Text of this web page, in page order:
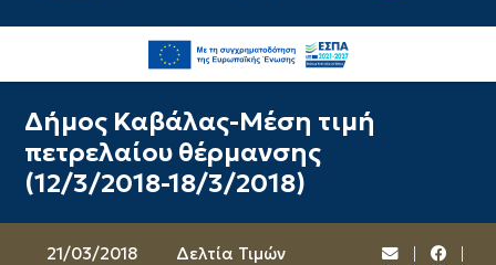
Δήμος Καβάλας-Μέση τιμή
πετρελαίου θέρμανσης
(12/3/2018-18/3/2018)
21/03/2018
Δελτία Τιμών